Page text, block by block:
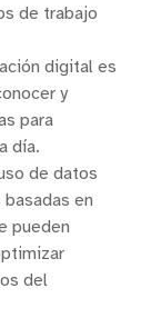
de trabajo
digital es
y
para
día.
de datos
en
pueden
del